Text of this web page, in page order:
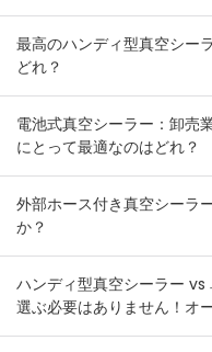
最高のハンディ型真空シー
どれ？
電池式真空シーラー：卸売
にとって最適なのはどれ？
外部ホース付き真空シーラ
か？
ハンディ型真空シーラー
選ぶ必要はありません！オ
売業者向け在庫組み合わせ